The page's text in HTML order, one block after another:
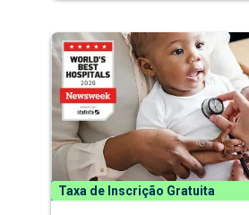
Taxa de Inscrição Gratuita